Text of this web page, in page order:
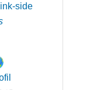
side